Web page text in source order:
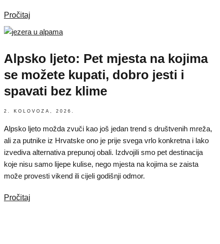
Pročitaj
Alpsko ljeto: Pet mjesta na kojima
se možete kupati, dobro jesti i
spavati bez klime
2. KOLOVOZA, 2026.
Alpsko ljeto možda zvuči kao još jedan trend s društvenih mreža,
ali za putnike iz Hrvatske ono je prije svega vrlo konkretna i lako
izvediva alternativa prepunoj obali. Izdvojili smo pet destinacija
koje nisu samo lijepe kulise, nego mjesta na kojima se zaista
može provesti vikend ili cijeli godišnji odmor.
Pročitaj